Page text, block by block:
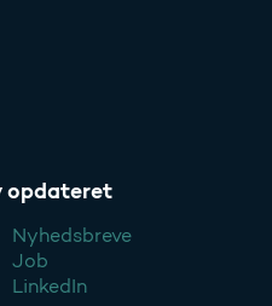
opdateret
Nyhedsbreve
Job
LinkedIn